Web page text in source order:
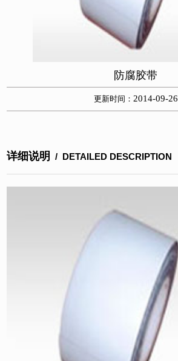
防腐胶带
更新时间： 2014-09-26
详细说明 / DETAILED DESCRIPTION